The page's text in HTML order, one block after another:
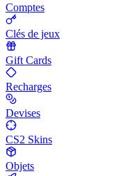
Comptes
Clés de jeux
Gift Cards
Recharges
Devises
CS2 Skins
Objets